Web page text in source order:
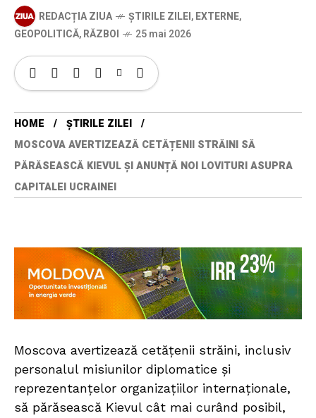
REDACȚIA ZIUA ȘTIRILE ZILEI,EXTERNE,
GEOPOLITICĂ,RĂZBOI 25 mai 2026
HOME
ȘTIRILE ZILEI
MOSCOVA AVERTIZEAZĂ CETĂȚENII STRĂINI SĂ
PĂRĂSEASCĂ KIEVUL ȘI ANUNȚĂ NOI LOVITURI ASUPRA
CAPITALEI UCRAINEI
Moscova avertizează cetățenii străini, inclusiv
personalul misiunilor diplomatice și
reprezentanțelor organizațiilor internaționale,
să părăsească Kievul cât mai curând posibil,